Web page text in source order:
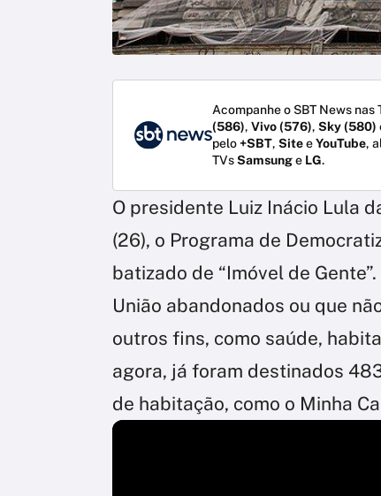
Acompanhe o SBT News
(586), Vivo (576), Sky (580)
pelo+SBT, SiteeYouTube,
TVsSamsunge LG.
O presidente Luiz Inácio Lula
(26), o Programa de
batizado de “Imóvel de
União abandonados ou que
outros fins, como saúde,
agora, já foram destinados
de habitação, como o Minha